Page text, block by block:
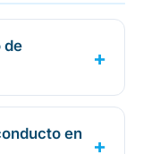
de
en